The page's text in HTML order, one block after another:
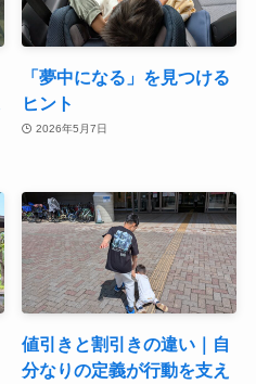
「夢中になる」を見つける
ヒント
2026年5月7日
値引きと割引きの違い｜自
分なりの定義が行動を支え